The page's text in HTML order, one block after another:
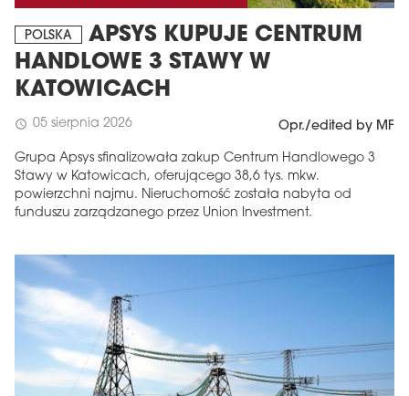
POLSKA
APSYS KUPUJE CENTRUM
HANDLOWE 3 STAWY W
KATOWICACH
schedule 05 sierpnia 2026 Opr./edited by MF
Grupa Apsys sfinalizowała zakup Centrum Handlowego 3
Stawy w Katowicach, oferującego 38,6 tys. mkw.
powierzchni najmu. Nieruchomość została nabyta od
funduszu zarządzanego przez Union Investment.